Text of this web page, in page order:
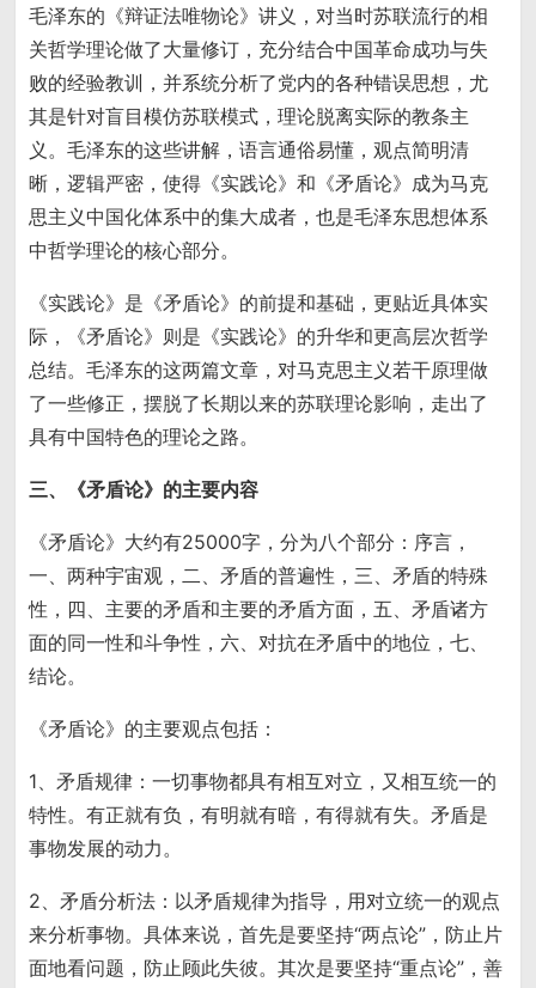
毛泽东的《辩证法唯物论》讲义，对当时苏联流行的相
关哲学理论做了大量修订，充分结合中国革命成功与失
败的经验教训，并系统分析了党内的各种错误思想，尤
其是针对盲目模仿苏联模式，理论脱离实际的教条主
义。毛泽东的这些讲解，语言通俗易懂，观点简明清
晰，逻辑严密，使得《实践论》和《矛盾论》成为马克
思主义中国化体系中的集大成者，也是毛泽东思想体系
中哲学理论的核心部分。
《实践论》是《矛盾论》的前提和基础，更贴近具体实
际，《矛盾论》则是《实践论》的升华和更高层次哲学
总结。毛泽东的这两篇文章，对马克思主义若干原理做
了一些修正，摆脱了长期以来的苏联理论影响，走出了
具有中国特色的理论之路。
三、《矛盾论》的主要内容
《矛盾论》大约有25000字，分为八个部分：序言，
一、两种宇宙观，二、矛盾的普遍性，三、矛盾的特殊
性，四、主要的矛盾和主要的矛盾方面，五、矛盾诸方
面的同一性和斗争性，六、对抗在矛盾中的地位，七、
结论。
《矛盾论》的主要观点包括：
1、矛盾规律：一切事物都具有相互对立，又相互统一的
特性。有正就有负，有明就有暗，有得就有失。矛盾是
事物发展的动力。
2、矛盾分析法：以矛盾规律为指导，用对立统一的观点
来分析事物。具体来说，首先是要坚持“两点论”，防止片
面地看问题，防止顾此失彼。其次是要坚持“重点论”，善